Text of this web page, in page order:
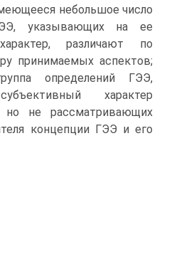
небольшое число
указывающих на ее
различают по
принимаемых аспектов;
определений ГЭЭ,
характер
не рассматривающих
концепции ГЭЭ и его